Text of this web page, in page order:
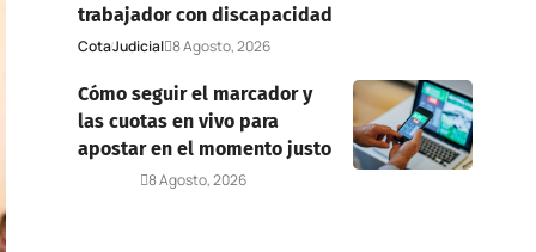
trabajador con discapacidad
CotaJudicial 8 Agosto, 2026
Cómo seguir el marcador y
las cuotas en vivo para
apostar en el momento justo
8 Agosto, 2026